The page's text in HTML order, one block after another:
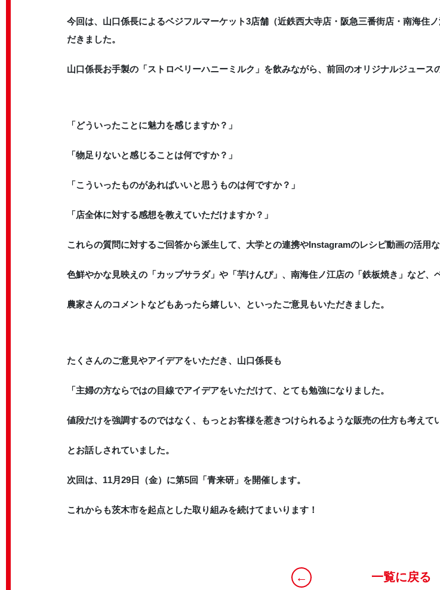
今回は、山口係長によるベジフルマーケット3店舗（近鉄西大寺店・阪急三番街店・南海住
だきました。
山口係長お手製の「ストロベリーハニーミルク」を飲みながら、前回のオリジナルジュース
「どういったことに魅力を感じますか？」
「物足りないと感じることは何ですか？」
「こういったものがあればいいと思うものは何ですか？」
「店全体に対する感想を教えていただけますか？」
これらの質問に対するご回答から派生して、大学との連携やInstagramのレシピ動画の活用
色鮮やかな見映えの「カップサラダ」や「芋けんぴ」、南海住ノ江店の「鉄板焼き」など、
農家さんのコメントなどもあったら嬉しい、といったご意見もいただきました。
たくさんのご意見やアイデアをいただき、山口係長も
「主婦の方ならではの目線でアイデアをいただけて、とても勉強になりました。
値段だけを強調するのではなく、もっとお客様を惹きつけられるような販売の仕方も考えて
とお話しされていました。
次回は、11月29日（金）に第5回「青来研」を開催します。
これからも茨木市を起点とした取り組みを続けてまいります！
← 一覧に戻る